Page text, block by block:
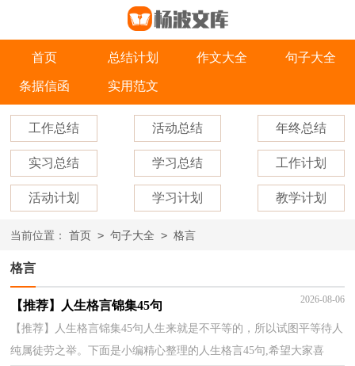
首页 总结计划 作文大全 句子大全
条据信函 实用范文
工作总结 活动总结 年终总结
实习总结 学习总结 工作计划
活动计划 学习计划 教学计划
当前位置： 首页 > 句子大全 > 格言
格言
【推荐】人生格言锦集45句 2026-08-06
【推荐】人生格言锦集45句人生来就是不平等的，所以试图平等待人
纯属徒劳之举。下面是小编精心整理的人生格言45句,希望大家喜